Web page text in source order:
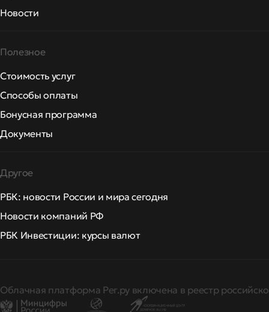
Новости
Полезное
Стоимость услуг
Способы оплаты
Бонусная программа
Документы
Другое
РБК: новости России и мира сегодня
Новости компаний РФ
РБК Инвестиции: курсы валют
Облачная платформа Рег.ру включена в реестр